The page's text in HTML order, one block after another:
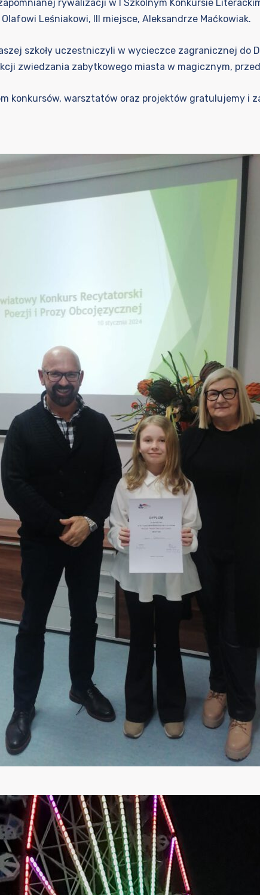
rywalizacji w I Szkolnym Konkursie
Leśniakowi, III miejsce, Aleksandrze Maćkowiak.
szkoły uczestniczyli w wycieczce zagranicznej
zwiedzania zabytkowego miasta w magicznym,
konkursów, warsztatów oraz projektów gratulujemy i